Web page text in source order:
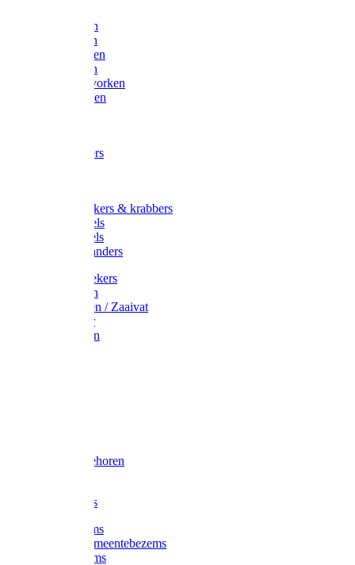
Hooivorken
Mestvorken
Bietenvorken
Maisvorken
Aardappelvorken
Vijgenvorken
Tuinkrabbers
Onkruidstekers & krabbers
Hartschoffels
Ruitschoffels
Onkruidbranders
Graskantstekers
Verticuteren
Strooiwagen / Zaaivat
Grasmaaier
Grasscharen
Slede toebehoren
Composters
Straatbezems
Stads- / Gemeentebezems
Terrasbezems